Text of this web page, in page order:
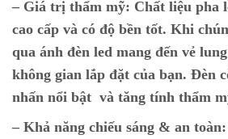
– Giá trị thẩm mỹ: Chất liệu pha
cao cấp và có độ bền tốt. Khi
qua ánh đèn led mang đến vẻ
không gian lắp đặt của bạn. Đèn
nhấn nổi bật và tăng tính thẩm
– Khả năng chiếu sáng & an toàn: